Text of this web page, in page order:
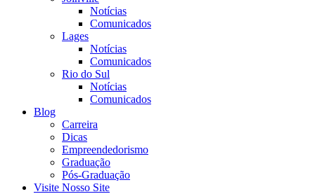
Notícias
Comunicados
Lages
Notícias
Comunicados
Rio do Sul
Notícias
Comunicados
Blog
Carreira
Dicas
Empreendedorismo
Graduação
Pós-Graduação
Visite Nosso Site